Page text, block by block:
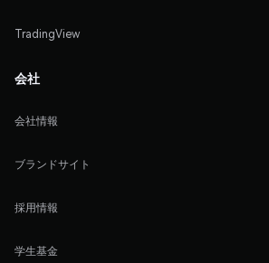
TradingView
会社
会社情報
ブランドサイト
採用情報
学生基金